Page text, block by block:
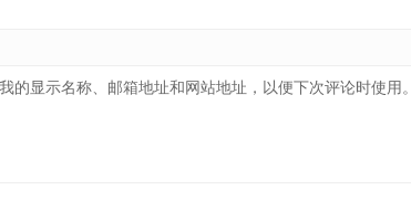
的显示名称、邮箱地址和网站地址，以便下次评论时使用。